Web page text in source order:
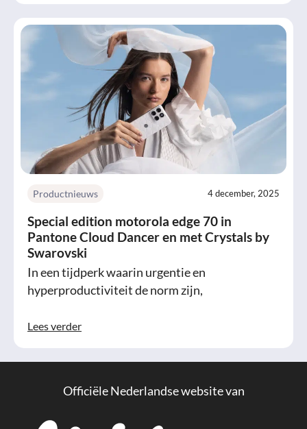
Productnieuws 4 december, 2025
Special edition motorola edge 70 in
Pantone Cloud Dancer en met Crystals by
Swarovski
In een tijdperk waarin urgentie en
hyperproductiviteit de norm zijn,
Lees verder
Officiële Nederlandse website van